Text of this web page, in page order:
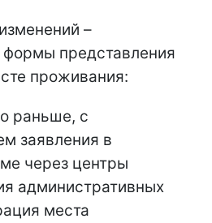
–
представления
проживания:
раньше, с
заявления в
через центры
административных
места